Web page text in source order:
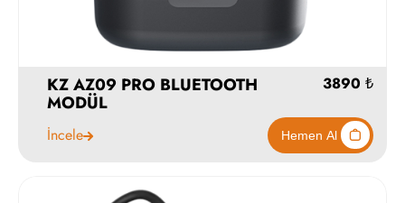
KZ AZ09 PRO BLUETOOTH
MODÜL
3890
İncele